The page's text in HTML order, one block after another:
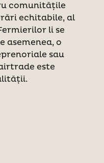
comunitățile
echitabile, al
li se
asemenea, o
sau
este